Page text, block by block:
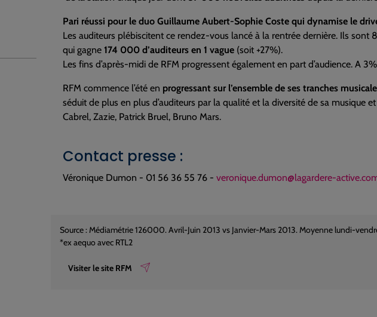
Pari réussi pour le duo Guillaume Aubert-Sophie Coste qui dynamise le
Les auditeurs plébiscitent ce rendez-vous lancé à la rentrée dernière. Ils
qui gagne 174 000 d’auditeurs en 1 vague (soit +27%).
Les fins d’après-midi de RFM progressent également en part d’audience. A
RFM commence l’été en progressant sur l’ensemble de ses tranches
séduit de plus en plus d’auditeurs par la qualité et la diversité de sa musique
Cabrel, Zazie, Patrick Bruel, Bruno Mars.
Contact presse :
Véronique Dumon - 01 56 36 55 76 - veronique.dumon@lagardere-
Source : Médiamétrie 126000. Avril-Juin 2013 vs Janvier-Mars 2013. Moyenne lundi-
*ex aequo avec RTL2
Visiter le site RFM